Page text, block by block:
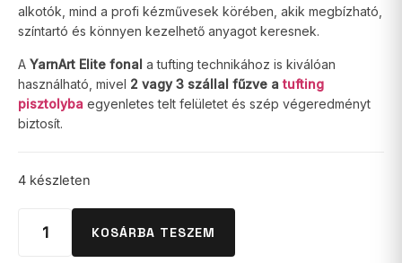
alkotók, mind a profi kézművesek körében, akik megbízható,
színtartó és könnyen kezelhető anyagot keresnek.
A YarnArt Elite fonal a tufting technikához is kiválóan
használható, mivel 2 vagy 3 szállal fűzve a tufting
pisztolyba egyenletes telt felületet és szép végeredményt
biztosít.
4 készleten
KOSÁRBA TESZEM